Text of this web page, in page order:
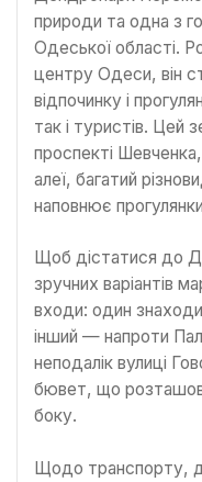
природи та одна з
Одеської області.
центру Одеси, він
відпочинку і
так і туристів. Цей
проспекті
алеї, багатий
наповнює
Щоб дістатися до
зручних варіантів
входи: один
інший — напроти
неподалік вулиці
бювет, що
боку.
Щодо транспорту,